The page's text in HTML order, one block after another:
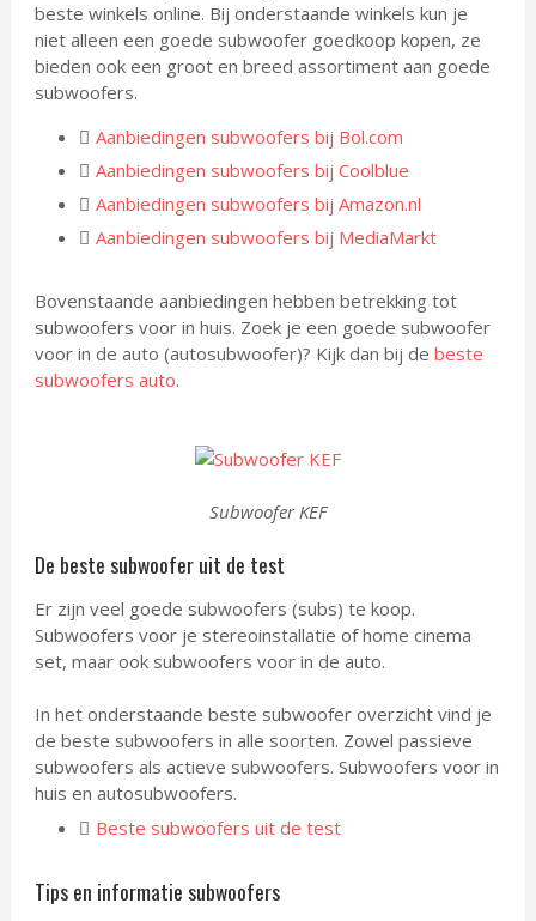
beste winkels online. Bij onderstaande winkels kun je
niet alleen een goede subwoofer goedkoop kopen, ze
bieden ook een groot en breed assortiment aan goede
subwoofers.
Aanbiedingen subwoofers bij Bol.com
Aanbiedingen subwoofers bij Coolblue
Aanbiedingen subwoofers bij Amazon.nl
Aanbiedingen subwoofers bij MediaMarkt
Bovenstaande aanbiedingen hebben betrekking tot
subwoofers voor in huis. Zoek je een goede subwoofer
voor in de auto (autosubwoofer)? Kijk dan bij de beste
subwoofers auto.
Subwoofer KEF
De beste subwoofer uit de test
Er zijn veel goede subwoofers (subs) te koop.
Subwoofers voor je stereoinstallatie of home cinema
set, maar ook subwoofers voor in de auto.
In het onderstaande beste subwoofer overzicht vind je
de beste subwoofers in alle soorten. Zowel passieve
subwoofers als actieve subwoofers. Subwoofers voor in
huis en autosubwoofers.
Beste subwoofers uit de test
Tips en informatie subwoofers